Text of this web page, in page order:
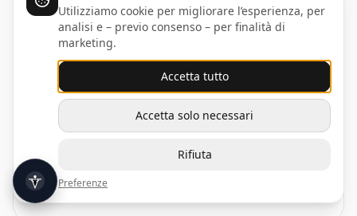
Dott. Emanuele Rizzardi
Economia e Strategia
Partner 4Changing.
Dott.ssa Elena Romani
Unità di Ricerca in Psicologia e Arte presso l'Università
Cattolica del Sacro Cuore.
Accessibilità
Utilizziamo cookie per migliorare l’esperienza, per
analisi e – previo consenso – per finalità di
marketing.
Accetta tutto
Accetta solo necessari
Rifiuta
Preferenze